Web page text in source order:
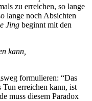
zu erreichen, so lange
lange noch Absichten
Jing beginnt mit den
kann,
formulieren: “Das
Tun erreichen kann, ist
muss diesem Paradox